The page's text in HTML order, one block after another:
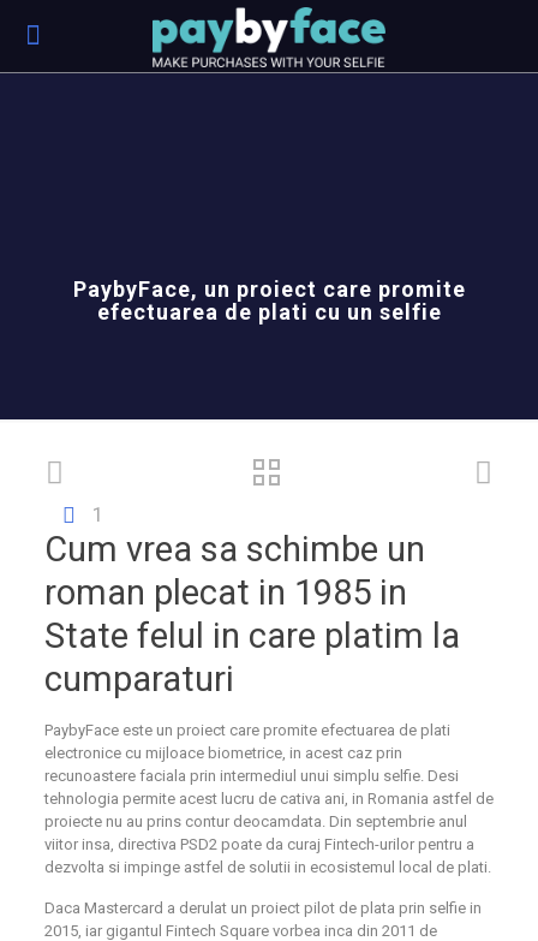
PaybyFace, un proiect care promite
efectuarea de plati cu un selfie
1
Cum vrea sa schimbe un
roman plecat in 1985 in
State felul in care platim la
cumparaturi
PaybyFace este un proiect care promite efectuarea de plati
electronice cu mijloace biometrice, in acest caz prin
recunoastere faciala prin intermediul unui simplu selfie. Desi
tehnologia permite acest lucru de cativa ani, in Romania astfel de
proiecte nu au prins contur deocamdata. Din septembrie anul
viitor insa, directiva PSD2 poate da curaj Fintech-urilor pentru a
dezvolta si impinge astfel de solutii in ecosistemul local de plati.
Daca Mastercard a derulat un proiect pilot de plata prin selfie in
2015, iar gigantul Fintech Square vorbea inca din 2011 de